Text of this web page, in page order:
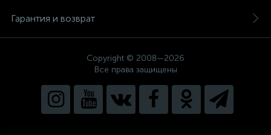
Гарантия и возврат
Copyright © 2008—2026
Все права защищены